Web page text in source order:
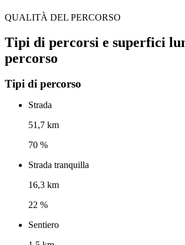
QUALITÀ DEL PERCORSO
Tipi di percorsi e superfici
percorso
Tipi di percorso
Strada
51,7 km
70 %
Strada tranquilla
16,3 km
22 %
Sentiero